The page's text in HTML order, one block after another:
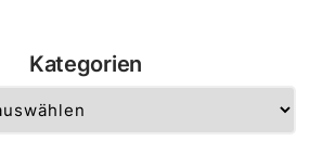
Kategorien